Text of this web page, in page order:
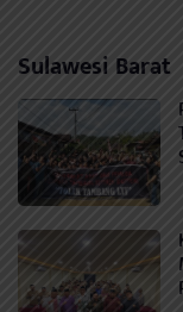
Sulawesi Barat